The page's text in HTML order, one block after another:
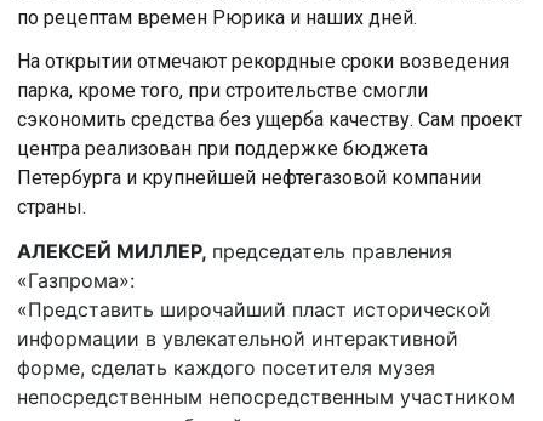
по рецептам времен Рюрика и наших дней.
На открытии отмечают рекордные сроки возведения
парка, кроме того, при строительстве смогли
сэкономить средства без ущерба качеству. Сам проект
центра реализован при поддержке бюджета
Петербурга и крупнейшей нефтегазовой компании
страны.
АЛЕКСЕЙ МИЛЛЕР, председатель правления
«Газпрома»:
«Представить широчайший пласт исторической
информации в увлекательной интерактивной
форме, сделать каждого посетителя музея
непосредственным непосредственным участником